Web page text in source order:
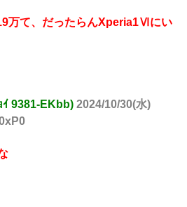
万て、だったらんXperia1Ⅵにい
ｲ 9381-EKbb) 2024/10/30(水)